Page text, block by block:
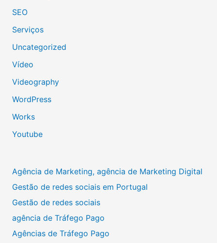
SEO
Serviços
Uncategorized
Vídeo
Videography
WordPress
Works
Youtube
Agência de Marketing, agência de Marketing Digital
Gestão de redes sociais em Portugal
Gestão de redes sociais
agência de Tráfego Pago
Agências de Tráfego Pago